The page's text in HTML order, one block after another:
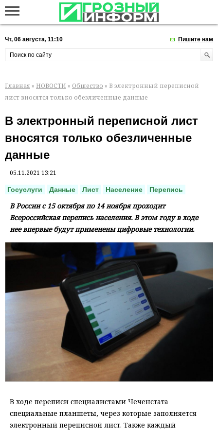
Чт, 06 августа, 11:10 Пишите нам
Главная » НОВОСТИ » Общество » В электронный переписной
лист вносятся только обезличенные данные
В электронный переписной лист
вносятся только обезличенные
данные
05.11.2021 13:21
Госуслуги Данные Лист Население Перепись
В России с 15 октября по 14 ноября проходит
Всероссийская перепись населения. В этом году в ходе
нее впервые будут применены цифровые технологии.
В ходе переписи специалистами Чеченстата
специальные планшеты, через которые заполняется
электронный переписной лист. Также каждый